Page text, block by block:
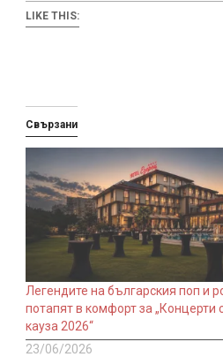
LIKE THIS:
Свързани
Легендите на българския поп и
потапят в комфорт за „Концерти
кауза 2026“
23/06/2026